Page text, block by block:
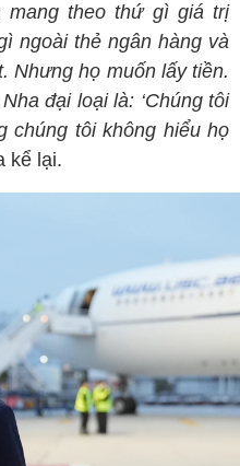
mang theo thứ gì giá trị
ngoài thẻ ngân hàng và
Nhưng họ muốn lấy tiền.
đại loại là: ‘Chúng tôi
chúng tôi không hiểu họ
kể lại.